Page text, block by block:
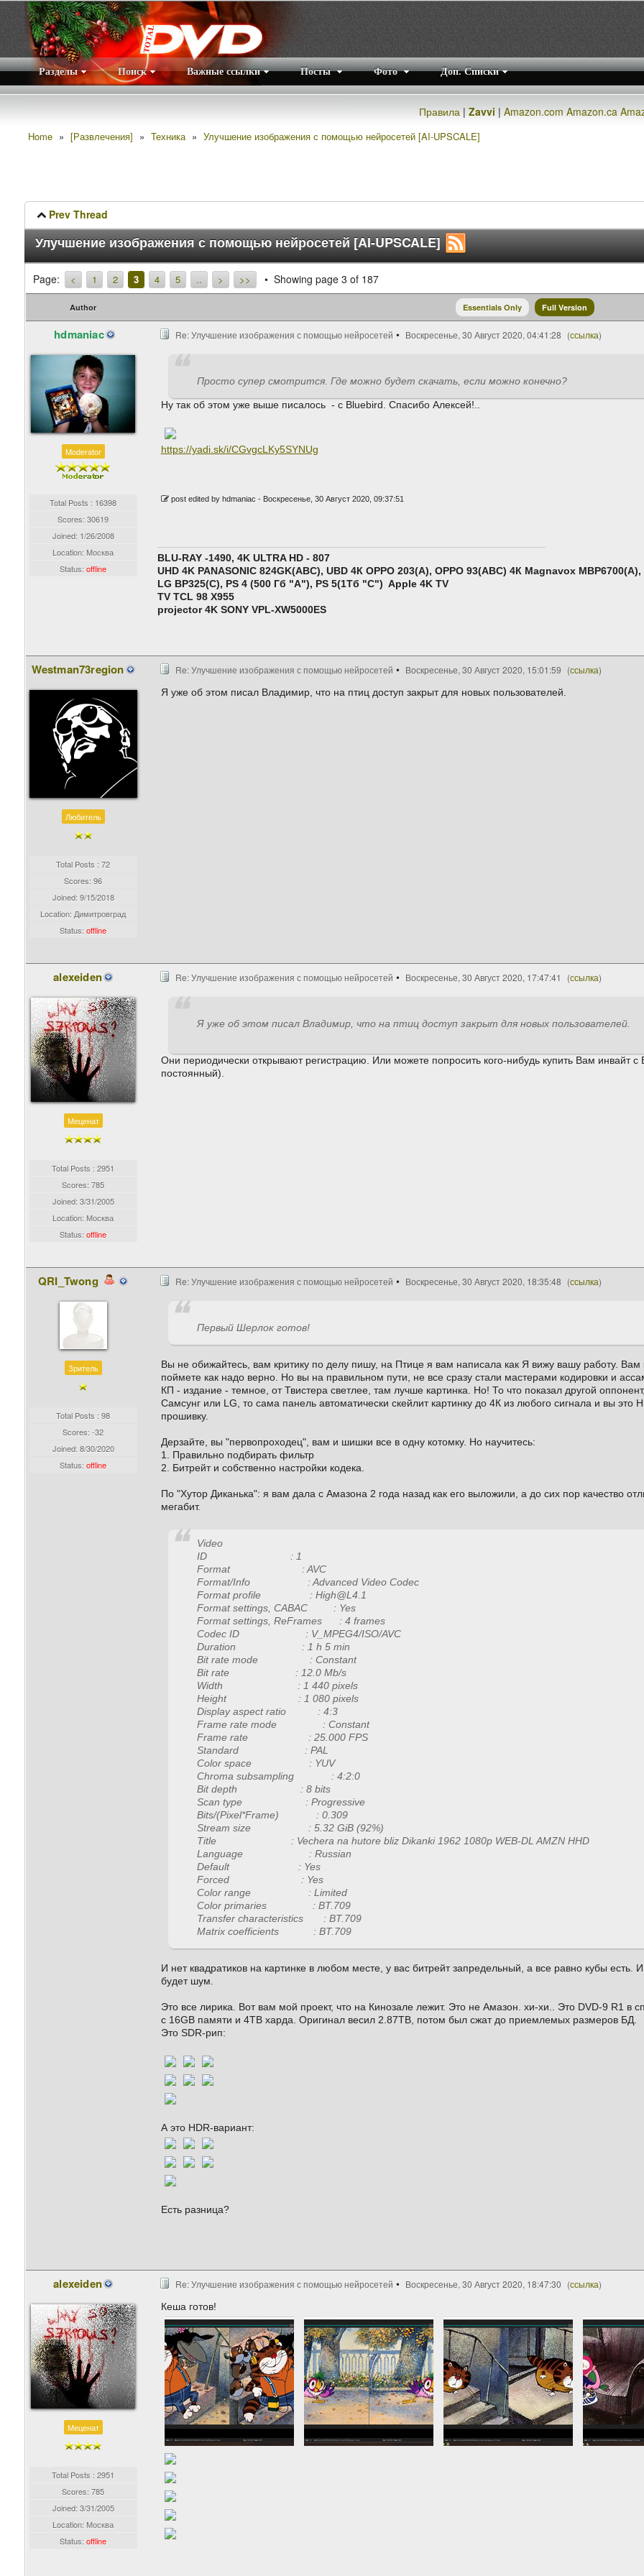
Разделы Поиск Важные ссылки Посты Фото Доп. Списки
Правила |Zavvi |Amazon.com Amazon.ca
Home » [Развлечения] » Техника » Улучшение изображения с помощью нейросетей [AI-UPSCALE]
Prev Thread
Улучшение изображения с помощью нейросетей [AI-UPSCALE]
Page: < 1 2 3 4 5 .. > >> Showing page 3 of 187
Author Essentials Only Full Version
hdmaniac
Moderator
Total Posts : 16398
Scores: 30619
Joined: 1/26/2008
Location: Москва
Status:offline
Re: Улучшение изображения с помощью нейросетей Воскресенье, 30 Август 2020, 04:41:28 (ссылка)
Просто супер смотрится. Где можно будет скачать, если можно конечно?
Ну так об этом уже выше писалось - c Bluebird. Cпасибо Алексей!..
https://yadi.sk/i/CGvgcLKy5SYNUg
post edited by hdmaniac - Воскресенье, 30 Август 2020, 09:37:51
BLU-RAY -1490, 4K ULTRA HD - 807
UHD 4K PANASONIC 824GK(ABC), UBD 4К OPPO 203(A), ОPPO 93(ABC) 4К Magnavox MBP6700(А),
LG BP325(C), PS 4 (500 Гб "A"), PS 5(1Тб "С") Apple 4K TV
TV TCL 98 X955
projector 4K SONY VPL-XW5000ES
Westman73region
Любитель
Total Posts : 72
Scores: 96
Joined: 9/15/2018
Location: Димитровград
Status:offline
Re: Улучшение изображения с помощью нейросетей Воскресенье, 30 Август 2020, 15:01:59 (ссылка)
Я уже об этом писал Владимир, что на птиц доступ закрыт для новых пользователей.
alexeiden
Меценат
Total Posts : 2951
Scores: 785
Joined: 3/31/2005
Location: Москва
Status:offline
Re: Улучшение изображения с помощью нейросетей Воскресенье, 30 Август 2020, 17:47:41 (ссылка)
Я уже об этом писал Владимир, что на птиц доступ закрыт для новых пользователей.
Они периодически открывают регистрацию. Или можете попросить кого-нибудь купить Вам
постоянный).
QRI_Twong
Зритель
Total Posts : 98
Scores: -32
Joined: 8/30/2020
Status:offline
Re: Улучшение изображения с помощью нейросетей Воскресенье, 30 Август 2020, 18:35:48 (ссылка)
Первый Шерлок готов!
Вы не обижайтесь, вам критику по делу пишу, на Птице я вам написала как Я вижу вашу работу.
поймете как надо верно. Но вы на правильном пути, не все сразу стали мастерами кодировки и
КП - издание - темное, от Твистера светлее, там лучше картинка. Но! То что показал другой
Самсунг или LG, то сама панель автоматически скейлит картинку до 4К из любого сигнала и вы это
прошивку.
Дерзайте, вы "первопроходец", вам и шишки все в одну котомку. Но научитесь:
1. Правильно подбирать фильтр
2. Битрейт и собственно настройки кодека.
По "Хутор Диканька": я вам дала с Амазона 2 года назад как его выложили, а до сих пор качество
мегабит.
Video
ID : 1
Format : AVC
Format/Info : Advanced Video Codec
Format profile : High@L4.1
Format settings, CABAC : Yes
Format settings, ReFrames : 4 frames
Codec ID : V_MPEG4/ISO/AVC
Duration : 1 h 5 min
Bit rate mode : Constant
Bit rate : 12.0 Mb/s
Width : 1 440 pixels
Height : 1 080 pixels
Display aspect ratio : 4:3
Frame rate mode : Constant
Frame rate : 25.000 FPS
Standard : PAL
Color space : YUV
Chroma subsampling : 4:2:0
Bit depth : 8 bits
Scan type : Progressive
Bits/(Pixel*Frame) : 0.309
Stream size : 5.32 GiB (92%)
Title : Vechera na hutore bliz Dikanki 1962 1080p WEB-DL AMZN HHD
Language : Russian
Default : Yes
Forced : Yes
Color range : Limited
Color primaries : BT.709
Transfer characteristics : BT.709
Matrix coefficients : BT.709
И нет квадратиков на картинке в любом месте, у вас битрейт запредельный, а все равно кубы есть.
будет шум.
Это все лирика. Вот вам мой проект, что на Кинозале лежит. Это не Амазон. хи-хи.. Это DVD-9 R1 в
с 16GB памяти и 4ТВ харда. Оригинал весил 2.87ТВ, потом был сжат до приемлемых размеров БД.
Это SDR-рип:
А это HDR-вариант:
Есть разница?
alexeiden
Меценат
Total Posts : 2951
Scores: 785
Joined: 3/31/2005
Location: Москва
Status:offline
Re: Улучшение изображения с помощью нейросетей Воскресенье, 30 Август 2020, 18:47:30 (ссылка)
Кеша готов!